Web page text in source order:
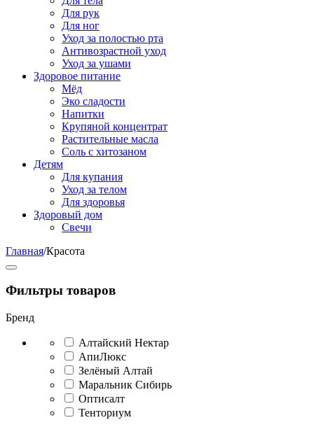
Для рук
Для ног
Уход за полостью рта
Антивозрастной уход
Уход за ушами
Здоровое питание
Мёд
Эко сладости
Напитки
Крупяной концентрат
Растительные масла
Соль с хитозаном
Детям
Для купания
Уход за телом
Для здоровья
Здоровый дом
Свечи
Главная/Красота
Фильтры товаров
Бренд
Алтайский Нектар
АпиЛюкс
Зелёный Алтай
Маральник Сибирь
Оптисалт
Тенториум